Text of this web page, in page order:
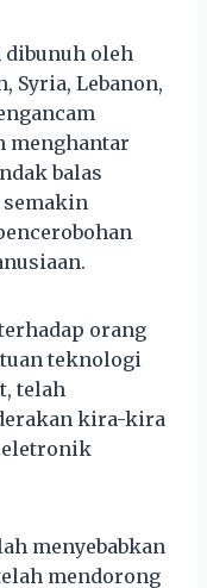
dibunuh oleh
Syria, Lebanon,
menghantar
balas
orang
teknologi
telah
kira-kira
eletronik
menyebabkan
mendorong